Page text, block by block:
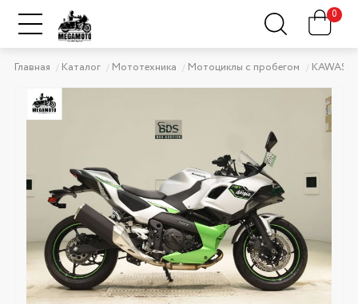
0
Главная Каталог Мототехника Мотоциклы с пробегом